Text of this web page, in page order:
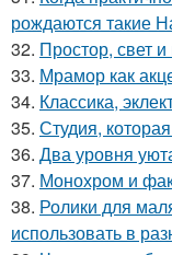
рождаются такие
32. Простор, свет
33. Мрамор как
34. Классика,
35. Студия,
36. Два уровня
37. Монохром и
38. Ролики для
использовать в